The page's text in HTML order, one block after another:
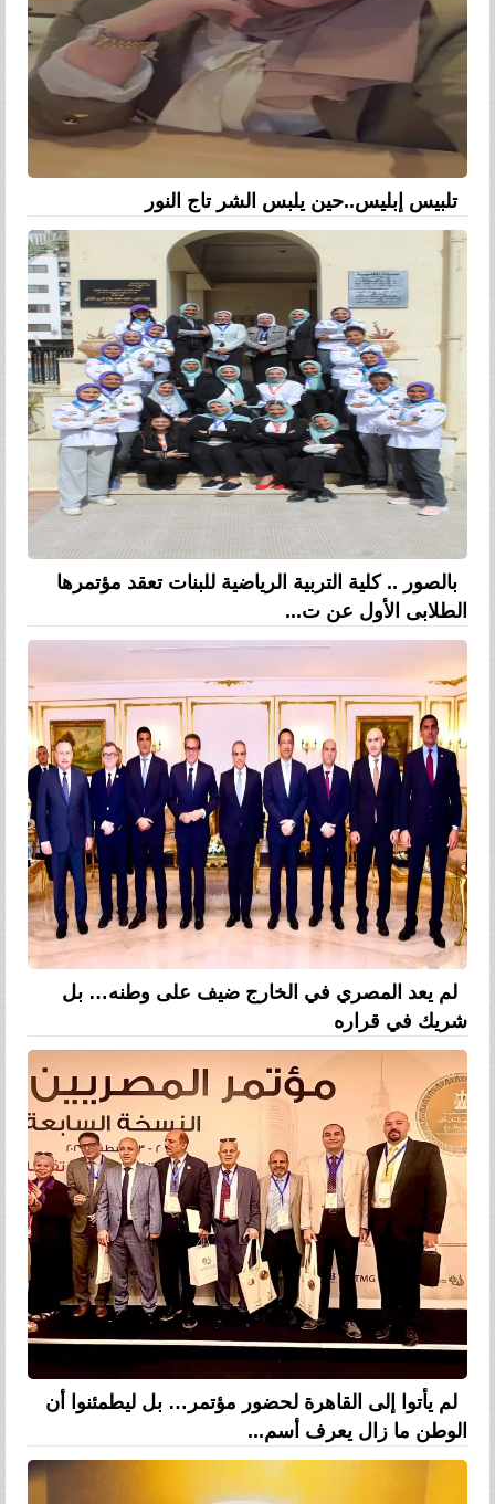
تلبيس إبليس..حين يلبس الشر تاج النور
بالصور .. كلية التربية الرياضية للبنات تعقد مؤتمرها
الطلابى الأول عن ت...
لم يعد المصري في الخارج ضيف على وطنه… بل
شريك في قراره
لم يأتوا إلى القاهرة لحضور مؤتمر… بل ليطمئنوا أن
الوطن ما زال يعرف أسم...